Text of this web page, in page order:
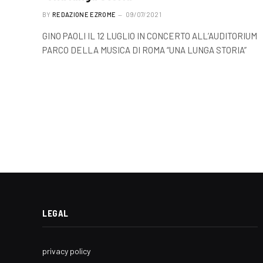
BY REDAZIONE EZROME 09/07/2021
GINO PAOLI IL 12 LUGLIO IN CONCERTO ALL’AUDITORIUM
PARCO DELLA MUSICA DI ROMA “UNA LUNGA STORIA”
LEGAL
privacy policy